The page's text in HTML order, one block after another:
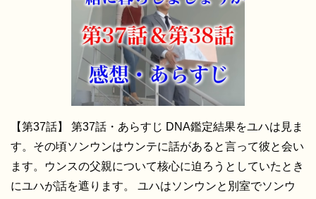
【第37話】 第37話・あらすじ DNA鑑定結果をユハは見ま
す。その頃ソンウンはウンテに話があると言って彼と会い
ます。ウンスの父親について核心に迫ろうとしていたとき
にユハが話を遮ります。 ユハはソンウンと別室でソンウ